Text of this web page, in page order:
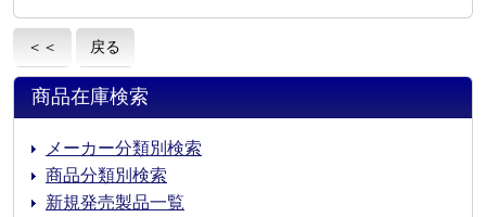
＜＜ 戻る
商品在庫検索
メーカー分類別検索
商品分類別検索
新規発売製品一覧